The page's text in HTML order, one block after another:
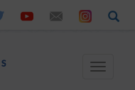
Toggle